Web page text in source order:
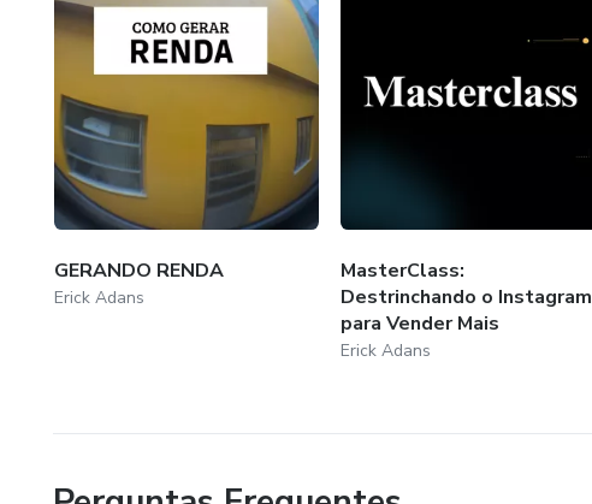
GERANDO RENDA
Erick Adans
MasterClass:
Destrinchando o Instagram
para Vender Mais
Erick Adans